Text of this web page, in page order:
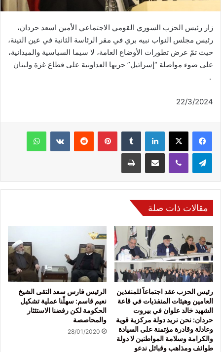
زار رئيس الحزب السوري القومي الاجتماعي الأمين اسعد حردان،
رئيس مجلس النواب نبيه بري في مقر الرئاسة الثانية في عين التينة،
حيث تمّ عرض تطورات الأوضاع العامة، لا سيما السياسية والميدانية،
على ضوء مواصلة “إسرائيل” حربها العداونية على قطاع غزة ولبنان
.
22/3/2024
فيسبوك لينكدإن بينتيريست
مقالات ذات صلة
رئيس الحزب عقد اجتماعاً للمنفذين
العامين وهيئات المنفذيات في قاعة
الشهيد خالد علوان في بيروت
حردان: نحن نريد دولة مركزية قوية
وعادلة وقادرة مؤتمنة على السيادة
والكرامة وسلامة المواطنين لا دولة
طوائف ومذاهب وقبائل ندعو
الرئيس فارس سعد التقى الشيخ
نعيم قاسم: سهلّنا عملية تشكيل
الحكومة لكن رفضنا الاستئثار
والمحاصصة
28/01/2020